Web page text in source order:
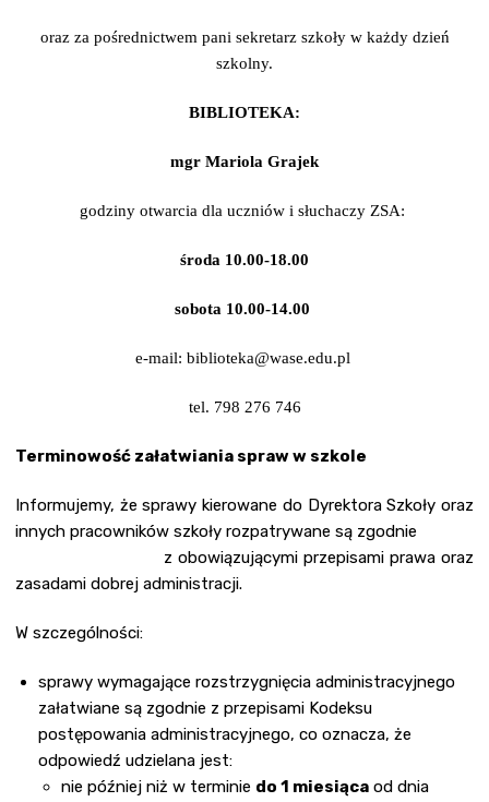
oraz za pośrednictwem pani sekretarz szkoły w każdy dzień
szkolny.
BIBLIOTEKA:
mgr Mariola Grajek
godziny otwarcia dla uczniów i słuchaczy ZSA:
środa 10.00-18.00
sobota 10.00-14.00
e-mail: biblioteka@wase.edu.pl
tel. 798 276 746
Terminowość załatwiania spraw w szkole
Informujemy, że sprawy kierowane do Dyrektora Szkoły oraz
innych pracowników szkoły rozpatrywane są zgodnie
z obowiązującymi przepisami prawa oraz
zasadami dobrej administracji.
W szczególności:
sprawy wymagające rozstrzygnięcia administracyjnego
załatwiane są zgodnie z przepisami Kodeksu
postępowania administracyjnego, co oznacza, że
odpowiedź udzielana jest:
nie później niż w terminie do 1 miesiąca od dnia